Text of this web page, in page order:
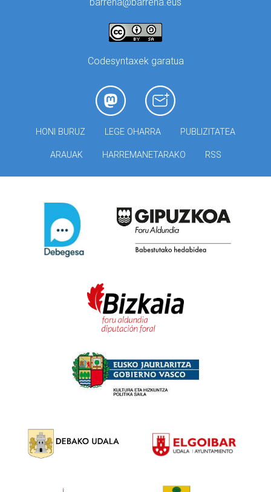
barrena@barrena.eus
Codesyntaxek garatua
HONI BURUZ LEGE OHARRA PUBLIZITATEA
ARAUAK HARREMANETARAKO RSS